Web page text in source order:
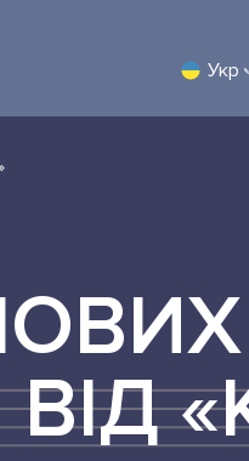
Укр
ВІД